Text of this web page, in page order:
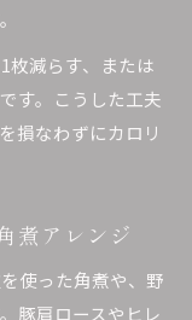
枚減らす、または
す。こうした工夫
損なわずにカロリ
煮アレンジ
使った角煮や、野
豚肩ロースやヒレ